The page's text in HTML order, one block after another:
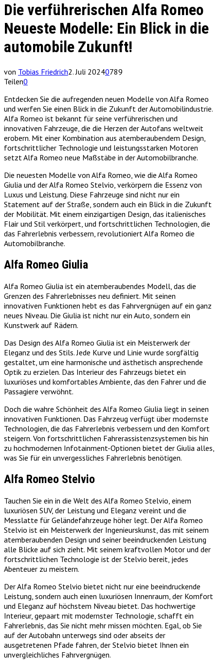
Die verführerischen Alfa Romeo
Neueste Modelle: Ein Blick in die
automobile Zukunft!
von Tobias Friedrich2. Juli 20240789
Teilen0
Entdecken Sie die aufregenden neuen Modelle von Alfa Romeo
und werfen Sie einen Blick in die Zukunft der Automobilindustrie.
Alfa Romeo ist bekannt für seine verführerischen und
innovativen Fahrzeuge, die die Herzen der Autofans weltweit
erobern. Mit einer Kombination aus atemberaubendem Design,
fortschrittlicher Technologie und leistungsstarken Motoren
setzt Alfa Romeo neue Maßstäbe in der Automobilbranche.
Die neuesten Modelle von Alfa Romeo, wie die Alfa Romeo
Giulia und der Alfa Romeo Stelvio, verkörpern die Essenz von
Luxus und Leistung. Diese Fahrzeuge sind nicht nur ein
Statement auf der Straße, sondern auch ein Blick in die Zukunft
der Mobilität. Mit einem einzigartigen Design, das italienisches
Flair und Stil verkörpert, und fortschrittlichen Technologien, die
das Fahrerlebnis verbessern, revolutioniert Alfa Romeo die
Automobilbranche.
Alfa Romeo Giulia
Alfa Romeo Giulia ist ein atemberaubendes Modell, das die
Grenzen des Fahrerlebnisses neu definiert. Mit seinen
innovativen Funktionen hebt es das Fahrvergnügen auf ein ganz
neues Niveau. Die Giulia ist nicht nur ein Auto, sondern ein
Kunstwerk auf Rädern.
Das Design des Alfa Romeo Giulia ist ein Meisterwerk der
Eleganz und des Stils. Jede Kurve und Linie wurde sorgfältig
gestaltet, um eine harmonische und ästhetisch ansprechende
Optik zu erzielen. Das Interieur des Fahrzeugs bietet ein
luxuriöses und komfortables Ambiente, das den Fahrer und die
Passagiere verwöhnt.
Doch die wahre Schönheit des Alfa Romeo Giulia liegt in seinen
innovativen Funktionen. Das Fahrzeug verfügt über modernste
Technologien, die das Fahrerlebnis verbessern und den Komfort
steigern. Von fortschrittlichen Fahrerassistenzsystemen bis hin
zu hochmodernen Infotainment-Optionen bietet der Giulia alles,
was Sie für ein unvergessliches Fahrerlebnis benötigen.
Alfa Romeo Stelvio
Tauchen Sie ein in die Welt des Alfa Romeo Stelvio, einem
luxuriösen SUV, der Leistung und Eleganz vereint und die
Messlatte für Geländefahrzeuge höher legt. Der Alfa Romeo
Stelvio ist ein Meisterwerk der Ingenieurskunst, das mit seinem
atemberaubenden Design und seiner beeindruckenden Leistung
alle Blicke auf sich zieht. Mit seinem kraftvollen Motor und der
fortschrittlichen Technologie ist der Stelvio bereit, jedes
Abenteuer zu meistern.
Der Alfa Romeo Stelvio bietet nicht nur eine beeindruckende
Leistung, sondern auch einen luxuriösen Innenraum, der Komfort
und Eleganz auf höchstem Niveau bietet. Das hochwertige
Interieur, gepaart mit modernster Technologie, schafft ein
Fahrerlebnis, das Sie nicht mehr missen möchten. Egal, ob Sie
auf der Autobahn unterwegs sind oder abseits der
ausgetretenen Pfade fahren, der Stelvio bietet Ihnen ein
unvergleichliches Fahrvergnügen.